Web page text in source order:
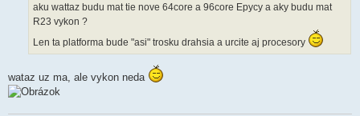
aku wattaz budu mat tie nove 64core a 96core Epycy a aky budu mat
R23 vykon ?
Len ta platforma bude "asi" trosku drahsia a urcite aj procesory
wataz uz ma, ale vykon neda